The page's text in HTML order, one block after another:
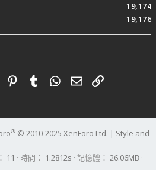
19,174
19,176
PinterestTumblrWhatsApp
電子郵件
連結
® © 2010-2025 XenForo Ltd. | Style and
11 時間 1.2812s 記憶體 26.06MB